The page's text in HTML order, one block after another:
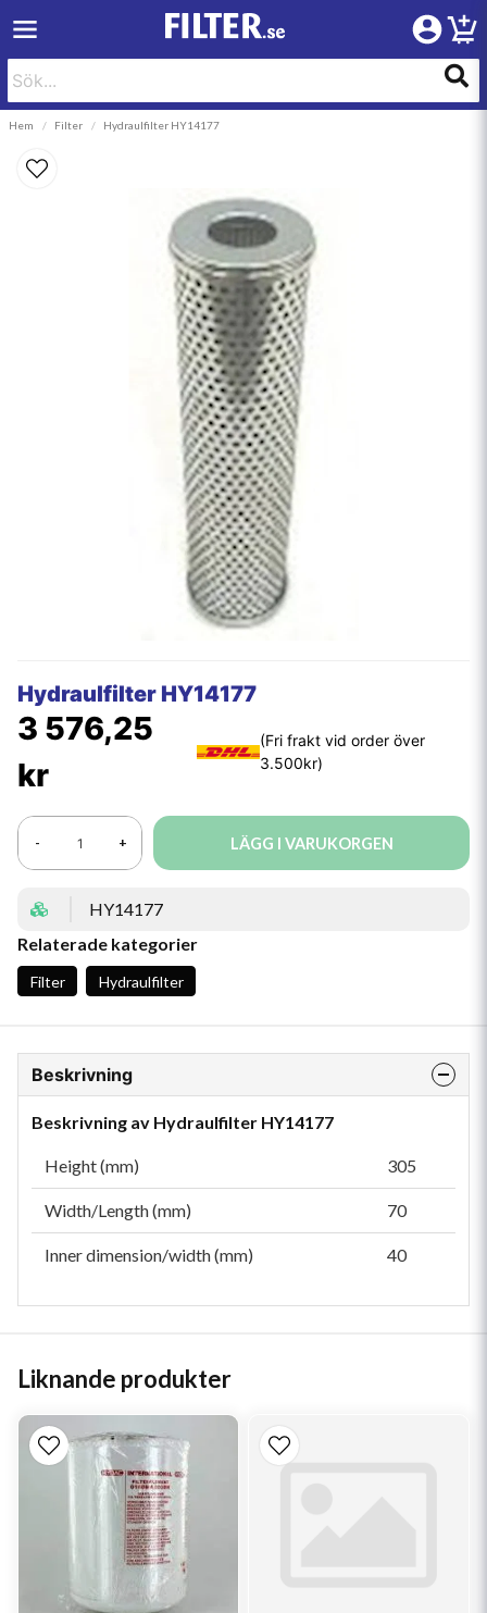
Hem Filter Hydraulfilter HY14177
Hydraulfilter HY14177
3 576,25
kr
- + LÄGG I VARUKORGEN
HY14177
Relaterade kategorier
Filter Hydraulfilter
Beskrivning
Beskrivning av Hydraulfilter HY14177
Height (mm) 305
Width/Length (mm) 70
Inner dimension/width (mm) 40
Liknande produkter